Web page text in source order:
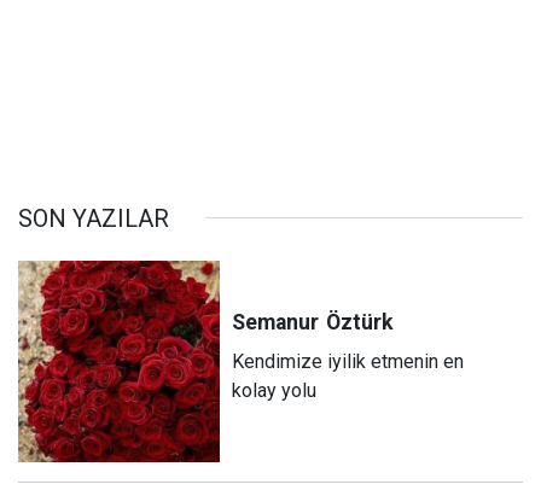
SON YAZILAR
Semanur Öztürk
Kendimize iyilik etmenin en
kolay yolu